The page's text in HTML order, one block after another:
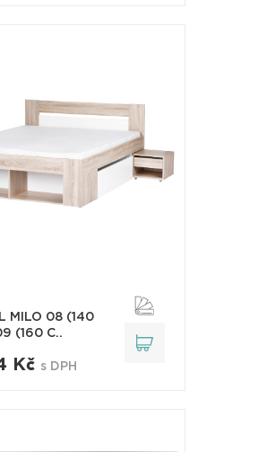
MILO 08 (140
(160 C..
Kč s DPH